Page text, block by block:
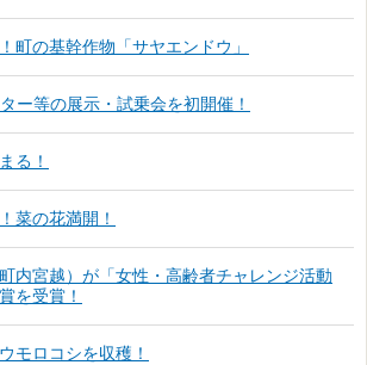
町の基幹作物「サヤエンドウ」
ー等の展示・試乗会を初開催！
る！
菜の花満開！
内宮越）が「女性・高齢者チャレンジ活動
を受賞！
モロコシを収穫！